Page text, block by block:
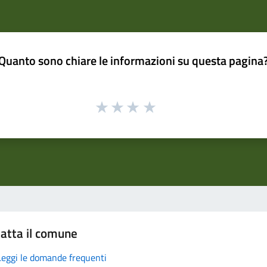
sono chiare le informazioni su questa
il comune
le domande frequenti